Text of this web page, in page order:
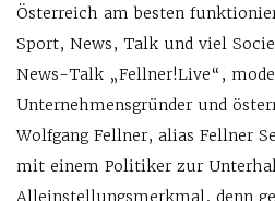
Österreich am besten
Sport, News, Talk und viel
News-Talk „Fellner!Live“,
Unternehmensgründer und
Wolfgang Fellner, alias Fellner
mit einem Politiker zur
Alleinstellungsmerkmal, denn